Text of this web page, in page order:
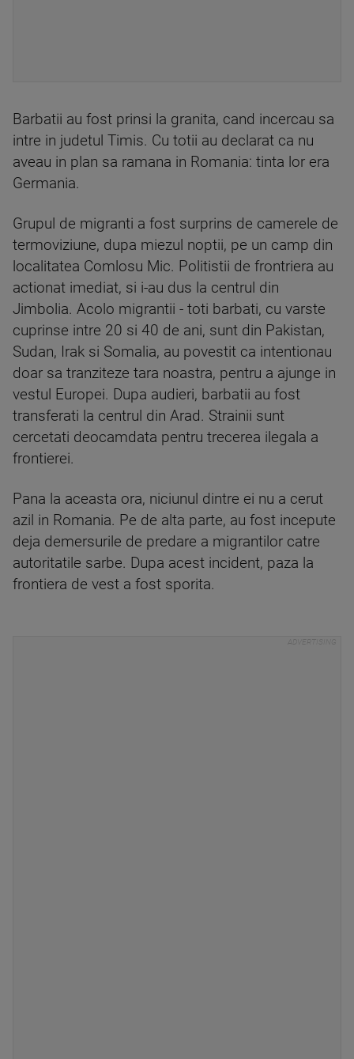
Barbatii au fost prinsi la granita, cand incercau sa
intre in judetul Timis. Cu totii au declarat ca nu
aveau in plan sa ramana in Romania: tinta lor era
Germania.
Grupul de migranti a fost surprins de camerele de
termoviziune, dupa miezul noptii, pe un camp din
localitatea Comlosu Mic. Politistii de frontriera au
actionat imediat, si i-au dus la centrul din
Jimbolia. Acolo migrantii - toti barbati, cu varste
cuprinse intre 20 si 40 de ani, sunt din Pakistan,
Sudan, Irak si Somalia, au povestit ca intentionau
doar sa tranziteze tara noastra, pentru a ajunge in
vestul Europei. Dupa audieri, barbatii au fost
transferati la centrul din Arad. Strainii sunt
cercetati deocamdata pentru trecerea ilegala a
frontierei.
Pana la aceasta ora, niciunul dintre ei nu a cerut
azil in Romania. Pe de alta parte, au fost incepute
deja demersurile de predare a migrantilor catre
autoritatile sarbe. Dupa acest incident, paza la
frontiera de vest a fost sporita.